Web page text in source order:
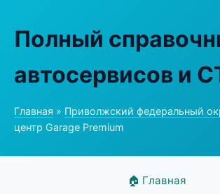
Полный
автосервисов и
Главная » Приволжский федеральный
центр Garage Premium
🏠 Главная